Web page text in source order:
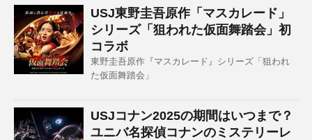
USJ東野圭吾原作「マスカレード」
シリーズ「狙われた仮面舞踏会」初
コラボ
東野圭吾原作『マスカレード』シリーズ「狙われ
た仮面舞踏会」
USJコナン2025の期間はいつまで？
ユニバ名探偵コナンのミステリーレ